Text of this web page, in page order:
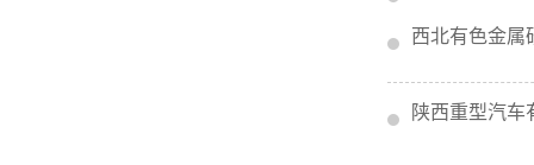
西北有色金属
陕西重型汽车